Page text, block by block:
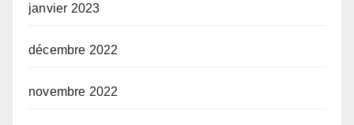
janvier 2023
décembre 2022
novembre 2022